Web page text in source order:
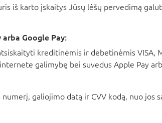
iš karto įskaitys Jūsų lėšų pervedimą
Google Pay:
kreditinėmis ir debetinėmis VISA,
galimybę bei suvedus Apple Pay
galiojimo datą ir CVV kodą, nuo jos